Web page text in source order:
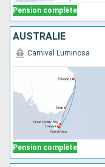
Pension complète
AUSTRALIE
Pension complète
Carnival Luminosa